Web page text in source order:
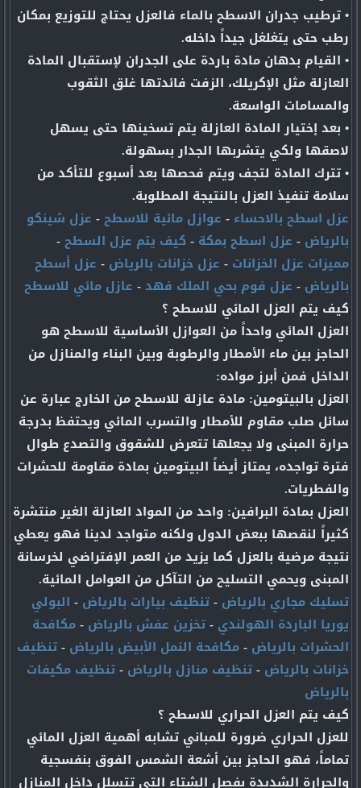
• ترطيب جدران الاسطح بالماء فالعزل يحتاج للتوزيع بمكان
رطب حتى يتغلغل جيداً داخله.
• القيام بدهان مادة باردة على الجدران لإستقبال المادة
العازلة مثل الإكريلك، الزفت فائدتها غلق الثقوب
والمسامات الواسعة.
• بعد إختيار المادة العازلة يتم تسخينها حتى يسهل
لاصقها ولكي يتشربها الجدار بسهولة.
• تترك المادة لتجف ويتم فحصها بعد أسبوع للتأكد من
سلامة تنفيذ العزل بالنتيجة المطلوبة.
عزل اسطح بالاحساء - عوازل مائية للاسطح- عزل شينكو
بالرياض - عزل اسطح بمكة - كيف يتم عزل السطح-
مميزات عزل الخزانات - عزل خزانات بالرياض - عزل أسطح
بالرياض - عزل فوم بحي الملك فهد- عازل مائي للاسطح
كيف يتم العزل المائي للاسطح ؟
العزل المائي واحداً من العوازل الأساسية للاسطح هو
الحاجز بين ماء الأمطار والرطوبة وبين البناء والمنازل من
الداخل فمن أبرز مواده:
العزل بالبيتومين: مادة عازلة للاسطح من الخارج عبارة عن
سائل صلب مقاوم للأمطار والتسرب المائي ويحتفظ بدرجة
حرارة المبنى ولا يجعلها تتعرض للشقوق والتصدع طوال
فترة تواجده، يمتاز أيضاً البيتومين بمادة مقاومة للحشرات
والفطريات.
العزل بمادة البرافين: واحد من المواد العازلة الغير منتشرة
كثيراً لنقصها ببعض الدول ولكنه متواجد لدينا فهو يعطي
نتيجة مرضية بالعزل كما يزيد من العمر الإفتراضي لخرسانة
المبنى ويحمي التسليح من التآكل من العوامل المائية.
تسليك مجاري بالرياض -تنظيف بيارات بالرياض - البولي
يوريا الباردة الهولندي -تخزين عفش بالرياض -مكافحة
الحشرات بالرياض -مكافحة النمل الأبيض بالرياض -تنظيف
خزانات بالرياض -تنظيف منازل بالرياض -تنظيف مكيفات
بالرياض
كيف يتم العزل الحراري للاسطح ؟
للعزل الحراري ضرورة للمباني تشابه أهمية العزل المائي
تماماً، فهو الحاجز بين أشعة الشمس الفوق بنفسجية
والحرارة الشديدة بفصل الشتاء التي تتسلل داخل المنازل